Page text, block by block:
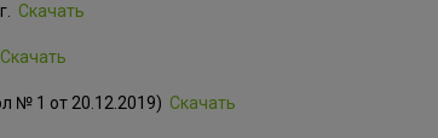
г.Скачать
Скачать
№ 1 от 20.12.2019)Скачать